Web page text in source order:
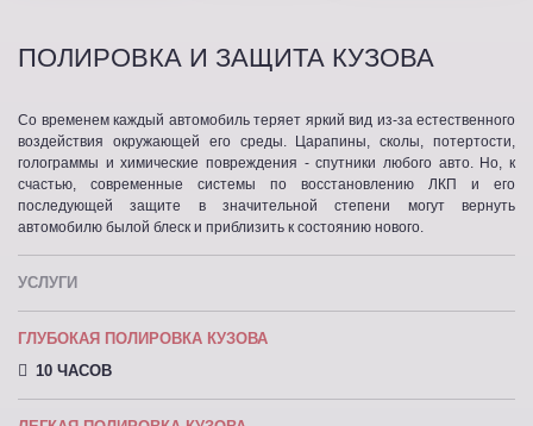
ПОЛИРОВКА И ЗАЩИТА КУЗОВА
Со временем каждый автомобиль теряет яркий вид из-за естественного
воздействия окружающей его среды. Царапины, сколы, потертости,
голограммы и химические повреждения - спутники любого авто. Но, к
счастью, современные системы по восстановлению ЛКП и его
последующей защите в значительной степени могут вернуть
автомобилю былой блеск и приблизить к состоянию нового.
УСЛУГИ
ГЛУБОКАЯ ПОЛИРОВКА КУЗОВА
10 ЧАСОВ